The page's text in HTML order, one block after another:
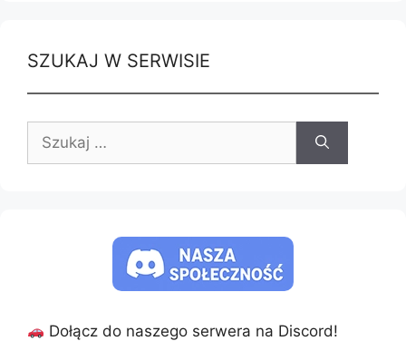
SZUKAJ W SERWISIE
Dołącz do naszego serwera na Discord!